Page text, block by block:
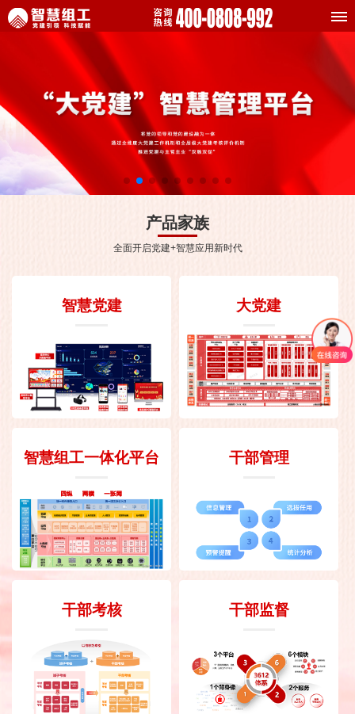
产品家族
全面开启党建+智慧应用新时代
智慧党建 大党建
智慧组工一体化平台 干部管理
干部考核 干部监督